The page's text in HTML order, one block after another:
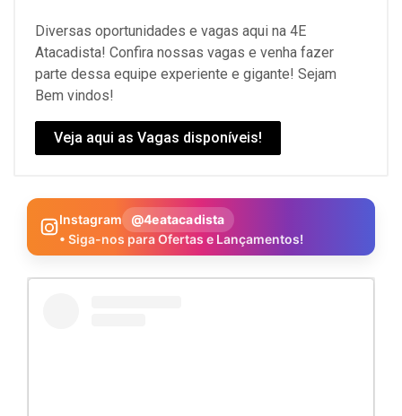
Diversas oportunidades e vagas aqui na 4E
Atacadista! Confira nossas vagas e venha fazer
parte dessa equipe experiente e gigante! Sejam
Bem vindos!
Veja aqui as Vagas disponíveis!
Instagram
@4eatacadista
• Siga-nos para Ofertas e Lançamentos!